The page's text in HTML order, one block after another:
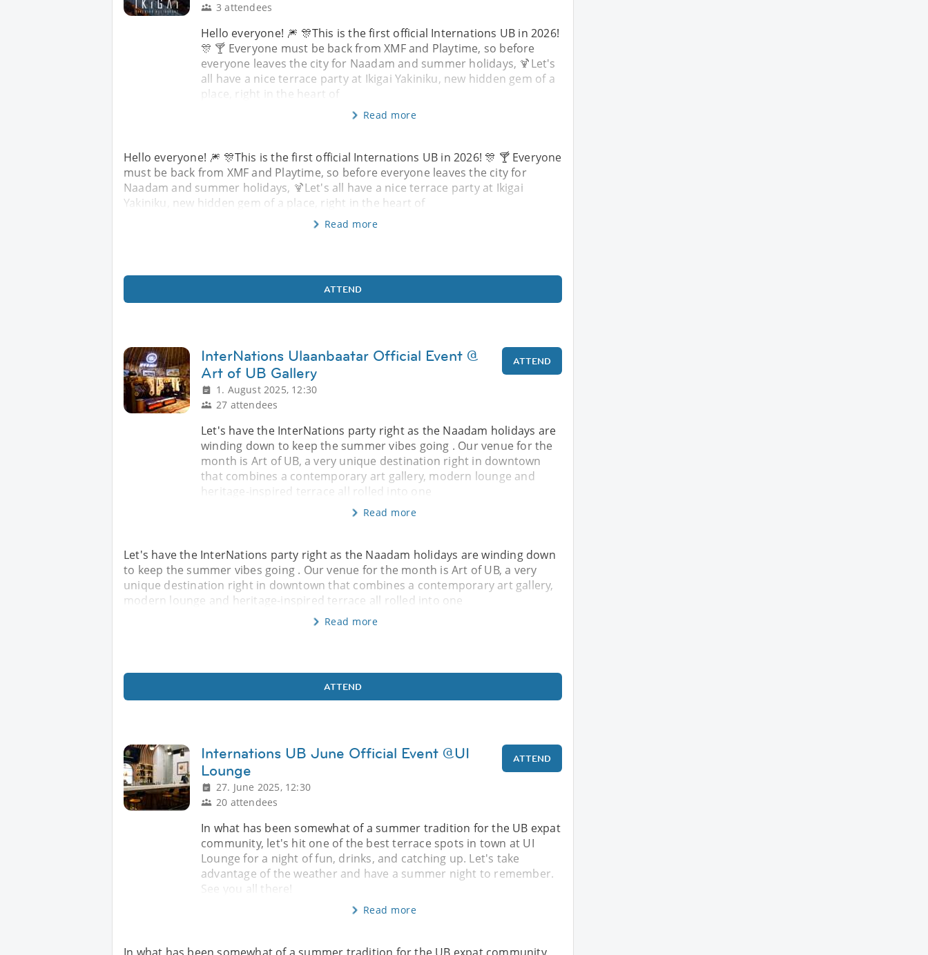
3 attendees
Hello everyone! 🎆 🎊This is the first official Internations UB in 2026!
🎊 🍸 Everyone must be back from XMF and Playtime, so before
everyone leaves the city for Naadam and summer holidays, 🍹Let's
all have a nice terrace party at Ikigai Yakiniku, new hidden gem of a
place, right in the heart of
Read more
Hello everyone! 🎆 🎊This is the first official Internations UB in 2026! 🎊 🍸 Everyone
must be back from XMF and Playtime, so before everyone leaves the city for
Naadam and summer holidays, 🍹Let's all have a nice terrace party at Ikigai
Yakiniku, new hidden gem of a place, right in the heart of
Read more
ATTEND
InterNations Ulaanbaatar Official Event @
Art of UB Gallery
1. August 2025, 12:30
27 attendees
ATTEND
Let's have the InterNations party right as the Naadam holidays are
winding down to keep the summer vibes going . Our venue for the
month is Art of UB, a very unique destination right in downtown
that combines a contemporary art gallery, modern lounge and
heritage-inspired terrace all rolled into one
Read more
Let's have the InterNations party right as the Naadam holidays are winding down
to keep the summer vibes going . Our venue for the month is Art of UB, a very
unique destination right in downtown that combines a contemporary art gallery,
modern lounge and heritage-inspired terrace all rolled into one
Read more
ATTEND
Internations UB June Official Event @UI
Lounge
27. June 2025, 12:30
20 attendees
ATTEND
In what has been somewhat of a summer tradition for the UB expat
community, let's hit one of the best terrace spots in town at UI
Lounge for a night of fun, drinks, and catching up. Let's take
advantage of the weather and have a summer night to remember.
See you all there!
Read more